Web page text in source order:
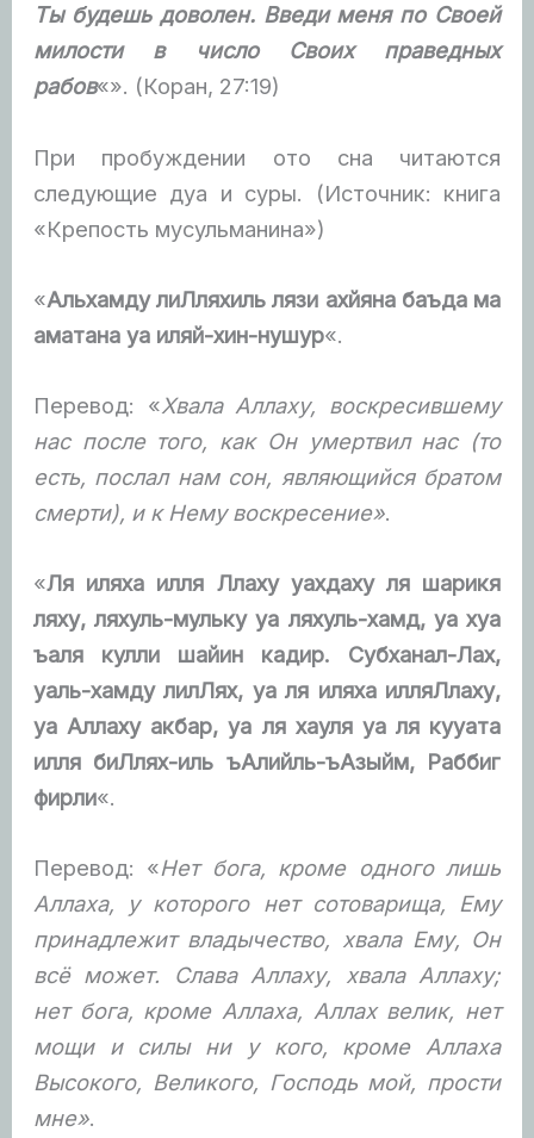
Ты будешь доволен. Введи меня по Своей
милости в число Своих праведных
рабов«». (Коран, 27:19)
При пробуждении ото сна читаются
следующие дуа и суры. (Источник: книга
«Крепость мусульманина»)
«Альхамду лиЛляхиль лязи ахйяна баъда ма
аматана уа иляй-хин-нушур«.
Перевод: «Хвала Аллаху, воскресившему
нас после того, как Он умертвил нас (то
есть, послал нам сон, являющийся братом
смерти), и к Нему воскресение».
«Ля иляха илля Ллаху уахдаху ля шарикя
ляху, ляхуль-мульку уа ляхуль-хамд, уа хуа
ъаля кулли шайин кадир. Субханал-Лах,
уаль-хамду лилЛях, уа ля иляха илляЛлаху,
уа Аллаху акбар, уа ля хауля уа ля кууата
илля биЛлях-иль ъАлийль-ъАзыйм, Раббиг
фирли«.
Перевод: «Нет бога, кроме одного лишь
Аллаха, у которого нет сотоварища, Ему
принадлежит владычество, хвала Ему, Он
всё может. Слава Аллаху, хвала Аллаху;
нет бога, кроме Аллаха, Аллах велик, нет
мощи и силы ни у кого, кроме Аллаха
Высокого, Великого, Господь мой, прости
мне».